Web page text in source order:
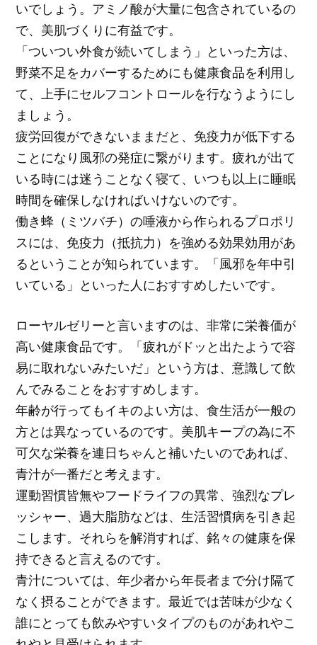
いでしょう。アミノ酸が大量に包含されているの
で、美肌づくりに有益です。
「ついつい外食が続いてしまう」といった方は、
野菜不足をカバーするためにも健康食品を利用し
て、上手にセルフコントロールを行なうようにし
ましょう。
疲労回復ができないままだと、免疫力が低下する
ことになり風邪の発症に繋がります。疲れが出て
いる時には迷うことなく寝て、いつも以上に睡眠
時間を確保しなければいけないのです。
働き蜂（ミツバチ）の唾液から作られるプロポリ
スには、免疫力（抵抗力）を強める効果効用があ
るということが知られています。「風邪を年中引
いている」といった人におすすめしたいです。
ローヤルゼリーと言いますのは、非常に栄養価が
高い健康食品です。「疲れがドッと出たようで容
易に取れないみたいだ」という方は、意識して飲
んでみることをおすすめします。
年齢が行ってもイキのよい方は、食生活が一般の
方とは異なっているのです。美肌キープの為に不
可欠な栄養を連日ちゃんと補いたいのであれば、
青汁が一番だと考えます。
運動習慣皆無やフードライフの異常、強烈なプレ
ッシャー、過大脂肪などは、生活習慣病を引き起
こします。それらを解消すれば、銘々の健康を保
持できると言えるのです。
青汁については、年少者から年長者まで分け隔て
なく摂ることができます。最近では苦味が少なく
誰にとっても飲みやすいタイプのものがあれやこ